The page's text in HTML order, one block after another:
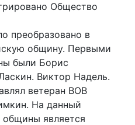
Общество
преобразовано в
общину. Первыми
были Борис
Виктор Надель.
ветеран ВОВ
На данный
является